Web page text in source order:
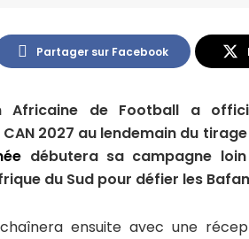
Partager sur Facebook
Africaine de Football a
2027 au lendemain du
débutera sa campagne
du Sud pour défier les
ensuite avec une